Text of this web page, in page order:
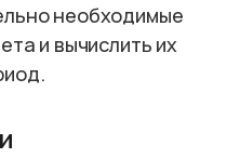
необходимые
и вычислить их